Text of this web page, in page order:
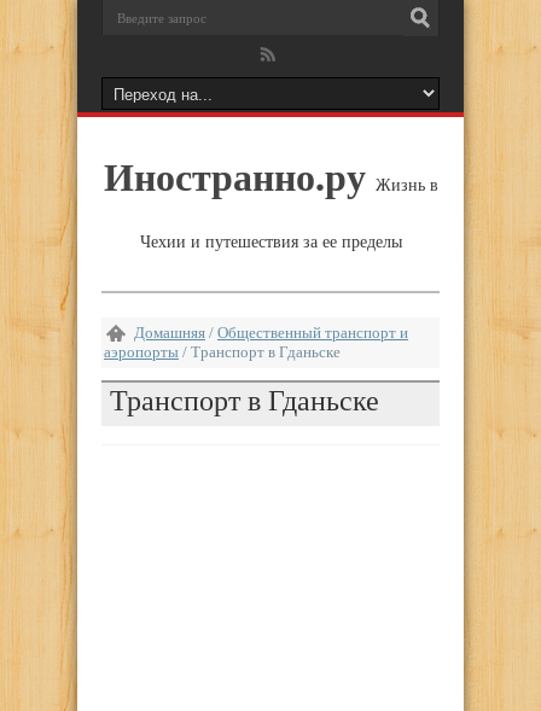
Иностранно.ру Жизнь в
Чехии и путешествия за ее пределы
Домашняя / Общественный транспорт и
аэропорты / Транспорт в Гданьске
Транспорт в Гданьске